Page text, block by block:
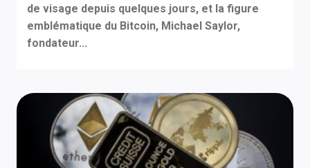
de visage depuis quelques jours, et la figure
emblématique du Bitcoin, Michael Saylor,
fondateur...